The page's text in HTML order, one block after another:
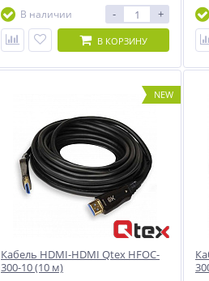
В наличии
- +
В КОРЗИНУ
NEW
Кабель HDMI-HDMI Qtex HFOC-
300-10 (10 м)